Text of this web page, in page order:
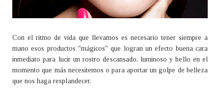
Con el ritmo de vida que llevamos es necesario tener siempre a
mano esos productos "mágicos" que logran un efecto buena cara
inmediato para lucir un rostro descansado, luminoso y bello en el
momento que más necesitemos o para aportar un golpe de belleza
que nos haga resplandecer.